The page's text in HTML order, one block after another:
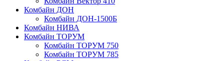
Комбайн ДОН
Комбайн ДОН-1500Б
Комбайн НИВА
Комбайн ТОРУМ
Комбайн ТОРУМ 750
Комбайн ТОРУМ 785